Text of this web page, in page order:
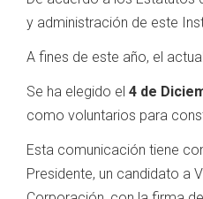
y administración de este
A fines de este año, el
Se ha elegido el 4 de
como voluntarios para
Esta comunicación tiene
Presidente, un candidato a